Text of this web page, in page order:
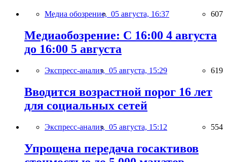
Медиа обозрение, 05 августа, 16:37 607
Медиаобозрение: С 16:00 4 августа
до 16:00 5 августа
Экспресс-анализ, 05 августа, 15:29 619
Вводится возрастной порог 16 лет
для социальных сетей
Экспресс-анализ, 05 августа, 15:12 554
Упрощена передача госактивов